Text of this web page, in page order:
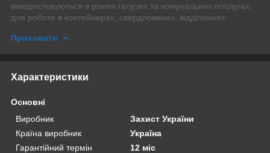
використовуються в різних галузях та комунальних послугах:
для роботи в контейнерах, свердловинах, відділеннях.
Приховати
Характеристики
Основні
Виробник
Захист України
Країна виробник
Україна
Гарантійний термін
12 міс